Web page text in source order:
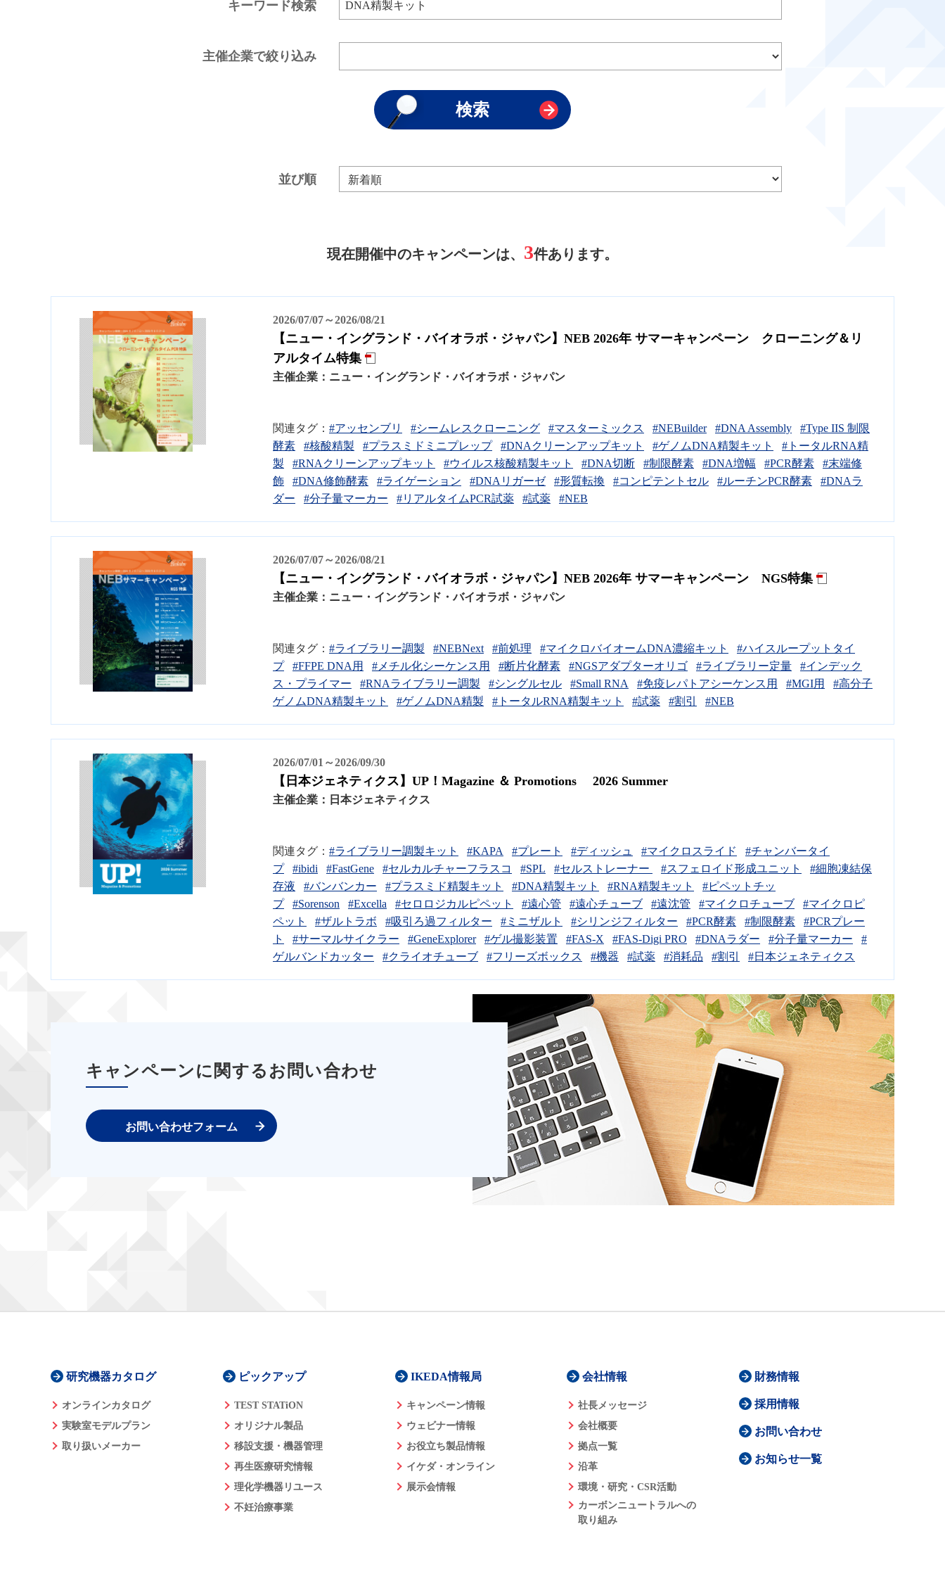
キーワード検索
主催企業で絞り込み
並び順
現在開催中のキャンペーンは、 3件あります。
2026/07/07～2026/08/21
【ニュー・イングランド・バイオラボ・ジャパン】NEB 2026年 サマーキャンペーン クローニング＆リ
アルタイム特集
主催企業： ニュー・イングランド・バイオラボ・ジャパン
関連タグ： #アッセンブリ #シームレスクローニング #マスターミックス #NEBuilder #DNA Assembly
#Type IIS 制限
酵素
#核酸精製 #プラスミドミニプレップ #DNAクリーンアップキット #ゲノムDNA精製キット
#トータルRNA精
製
#RNAクリーンアップキット #ウイルス核酸精製キット #DNA切断 #制限酵素 #DNA増幅 #PCR酵素
#末端修
飾
#DNA修飾酵素 #ライゲーション #DNAリガーゼ #形質転換 #コンピテントセル #ルーチンPCR酵素
#DNAラ
ダー
#分子量マーカー #リアルタイムPCR試薬 #試薬 #NEB
2026/07/07～2026/08/21
【ニュー・イングランド・バイオラボ・ジャパン】NEB 2026年 サマーキャンペーン NGS特集
主催企業： ニュー・イングランド・バイオラボ・ジャパン
関連タグ： #ライブラリー調製 #NEBNext #前処理 #マイクロバイオームDNA濃縮キット
#ハイスループットタイ
プ
#FFPE DNA用 #メチル化シーケンス用 #断片化酵素 #NGSアダプターオリゴ #ライブラリー定量
#インデック
ス・プライマー
#RNAライブラリー調製 #シングルセル #Small RNA #免疫レパトアシーケンス用 #MGI用
#高分子
ゲノムDNA精製キット
#ゲノムDNA精製 #トータルRNA精製キット #試薬 #割引 #NEB
2026/07/01～2026/09/30
【日本ジェネティクス】UP！Magazine ＆ Promotions 2026 Summer
主催企業： 日本ジェネティクス
関連タグ： #ライブラリー調製キット #KAPA #プレート #ディッシュ #マイクロスライド
#チャンバータイ
プ
#ibidi #FastGene #セルカルチャーフラスコ #SPL #セルストレーナー #スフェロイド形成ユニット
#細胞凍結保
存液
#バンバンカー #プラスミド精製キット #DNA精製キット #RNA精製キット
#ピペットチッ
プ
#Sorenson #Excella #セロロジカルピペット #遠心管 #遠心チューブ #遠沈管 #マイクロチューブ
#マイクロピ
ペット
#ザルトラボ #吸引ろ過フィルター #ミニザルト #シリンジフィルター #PCR酵素 #制限酵素
#PCRプレー
ト
#サーマルサイクラー #GeneExplorer #ゲル撮影装置 #FAS-X #FAS-Digi PRO #DNAラダー #分子量マーカー
#
ゲルバンドカッター
#クライオチューブ #フリーズボックス #機器 #試薬 #消耗品 #割引 #日本ジェネティクス
キャンペーンに関するお問い合わせ
お問い合わせフォーム
研究機器カタログ
オンラインカタログ
実験室モデルプラン
取り扱いメーカー
ピックアップ
TEST STATiON
オリジナル製品
移設支援・機器管理
再生医療研究情報
理化学機器リユース
不妊治療事業
IKEDA情報局
キャンペーン情報
ウェビナー情報
お役立ち製品情報
イケダ・オンライン
展示会情報
会社情報
社長メッセージ
会社概要
拠点一覧
沿革
環境・研究・CSR活動
カーボンニュートラルへの
取り組み
財務情報
採用情報
お問い合わせ
お知らせ一覧